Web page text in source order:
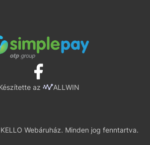
az ALLWIN
Webáruház. Minden jog fenntartva.